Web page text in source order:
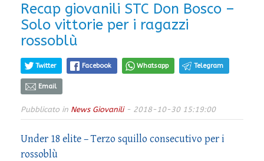
Recap giovanili STC Don Bosco –
Solo vittorie per i ragazzi
rossoblù
Twitter Facebook Whatsapp Telegram
Email
Pubblicato in News Giovanili- 2018-10-30 15:19:00
Under 18 elite – Terzo squillo consecutivo per i
rossoblù